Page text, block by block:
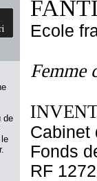
de
Ecole
Femme
Cabinet
Fonds
RF